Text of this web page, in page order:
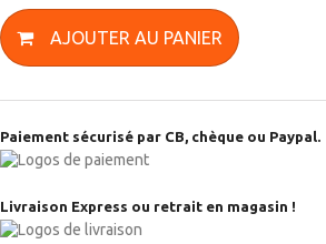
AJOUTER AU PANIER
Paiement sécurisé par CB, chèque ou Paypal.
Livraison Express ou retrait en magasin !